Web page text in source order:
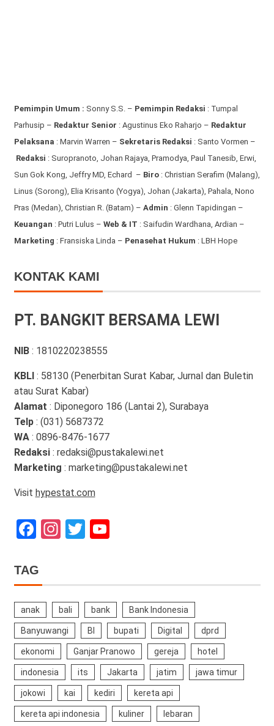
Pemimpin Umum : Sonny S.S. – Pemimpin Redaksi : Tumpal
Parhusip – Redaktur Senior : Agustinus Eko Raharjo – Redaktur
Pelaksana : Marvin Warren – Sekretaris Redaksi : Santo Vormen –
Redaksi : Suropranoto, Johan Rajaya, Pramodya, Paul Tanesib, Erwi,
Sun Gok Kong, Jeffry MD, Echard – Biro: Christian Serafim (Malang),
Linus (Sorong), Elia Krisanto (Yogya), Johan (Jakarta), Pahala, Nono
Pras (Medan), Christian R. (Batam) – Admin : Glenn Tapidingan –
Keuangan : Putri Lulus – Web & IT : Saifudin Wardhana, Ardian –
Marketing : Fransiska Linda – Penasehat Hukum : LBH Hope
KONTAK KAMI
PT. BANGKIT BERSAMA LEWI
NIB : 1810220238555
KBLI : 58130 (Penerbitan Surat Kabar, Jurnal dan Buletin
atau Surat Kabar)
Alamat : Diponegoro 186 (Lantai 2), Surabaya
Telp: (031) 5687372
WA: 0896-8476-1677
Redaksi: redaksi@pustakalewi.net
Marketing : marketing@pustakalewi.net
Visit hypestat.com
Facebook
Instagram
TwitterYouTube
TAG
anak bali bank Bank Indonesia
Banyuwangi BI bupati Digital dprd
ekonomi Ganjar Pranowo gereja hotel
indonesia its Jakarta jatim jawa timur
jokowi kai kediri kereta api
kereta api indonesia kuliner lebaran